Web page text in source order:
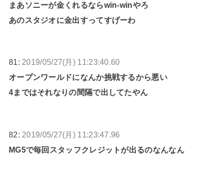
まあソニーが金くれるならwin-winやろ
あのスタジオに金出すってすげーわ
81: 2019/05/27(月) 11:23:40.60
オープンワールドになんか挑戦するから悪い
4まではそれなりの間隔で出してたやん
82: 2019/05/27(月) 11:23:47.96
MG5で毎回スタッフクレジットが出るのなんなん